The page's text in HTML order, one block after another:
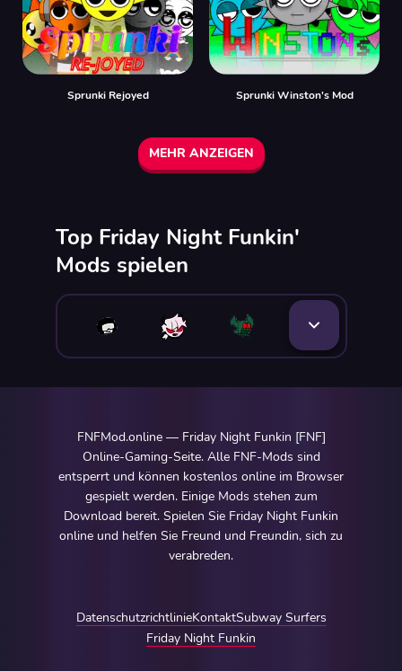
Sprunki Rejoyed Sprunki Winston's Mod
MEHR ANZEIGEN
Top Friday Night Funkin'
Mods spielen
FNFMod.online — Friday Night Funkin [FNF]
Online-Gaming-Seite. Alle FNF-Mods sind
entsperrt und können kostenlos online im Browser
gespielt werden. Einige Mods stehen zum
Download bereit. Spielen Sie Friday Night Funkin
online und helfen Sie Freund und Freundin, sich zu
verabreden.
DatenschutzrichtlinieKontaktSubway Surfers
Friday Night Funkin